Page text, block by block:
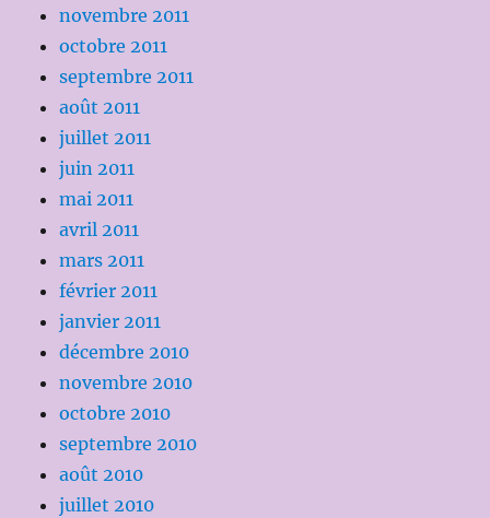
novembre 2011
octobre 2011
septembre 2011
août 2011
juillet 2011
juin 2011
mai 2011
avril 2011
mars 2011
février 2011
janvier 2011
décembre 2010
novembre 2010
octobre 2010
septembre 2010
août 2010
juillet 2010